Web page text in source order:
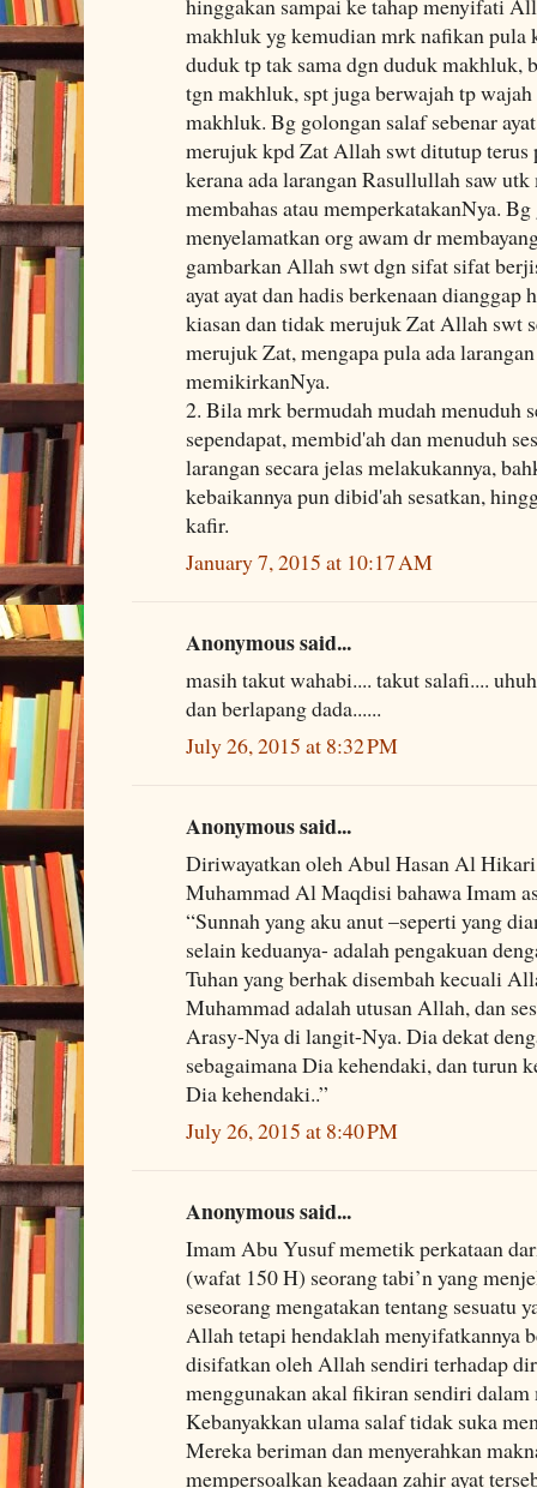
hinggakan sampai ke tahap menyifati
makhluk yg kemudian mrk nafikan pula
duduk tp tak sama dgn duduk makhluk,
tgn makhluk, spt juga berwajah tp
makhluk. Bg golongan salaf sebenar
merujuk kpd Zat Allah swt ditutup
kerana ada larangan Rasullullah saw
membahas atau memperkatakanNya.
menyelamatkan org awam dr
gambarkan Allah swt dgn sifat sifat
ayat ayat dan hadis berkenaan dianggap
kiasan dan tidak merujuk Zat Allah swt
merujuk Zat, mengapa pula ada
memikirkanNya.
2. Bila mrk bermudah mudah menuduh
sependapat, membid'ah dan menuduh
larangan secara jelas melakukannya,
kebaikannya pun dibid'ah sesatkan,
kafir.
January 7, 2015 at 10:17 AM
Anonymous said...
masih takut wahabi.... takut salafi....
dan berlapang dada......
July 26, 2015 at 8:32 PM
Anonymous said...
Diriwayatkan oleh Abul Hasan Al
Muhammad Al Maqdisi bahawa Imam
“Sunnah yang aku anut –seperti yang
selain keduanya- adalah pengakuan
Tuhan yang berhak disembah kecuali
Muhammad adalah utusan Allah, dan
Arasy-Nya di langit-Nya. Dia dekat
sebagaimana Dia kehendaki, dan turun
Dia kehendaki..”
July 26, 2015 at 8:40 PM
Anonymous said...
Imam Abu Yusuf memetik perkataan
(wafat 150 H) seorang tabi’n yang
seseorang mengatakan tentang sesuatu
Allah tetapi hendaklah menyifatkannya
disifatkan oleh Allah sendiri terhadap
menggunakan akal fikiran sendiri dalam
Kebanyakkan ulama salaf tidak suka
Mereka beriman dan menyerahkan
mempersoalkan keadaan zahir ayat